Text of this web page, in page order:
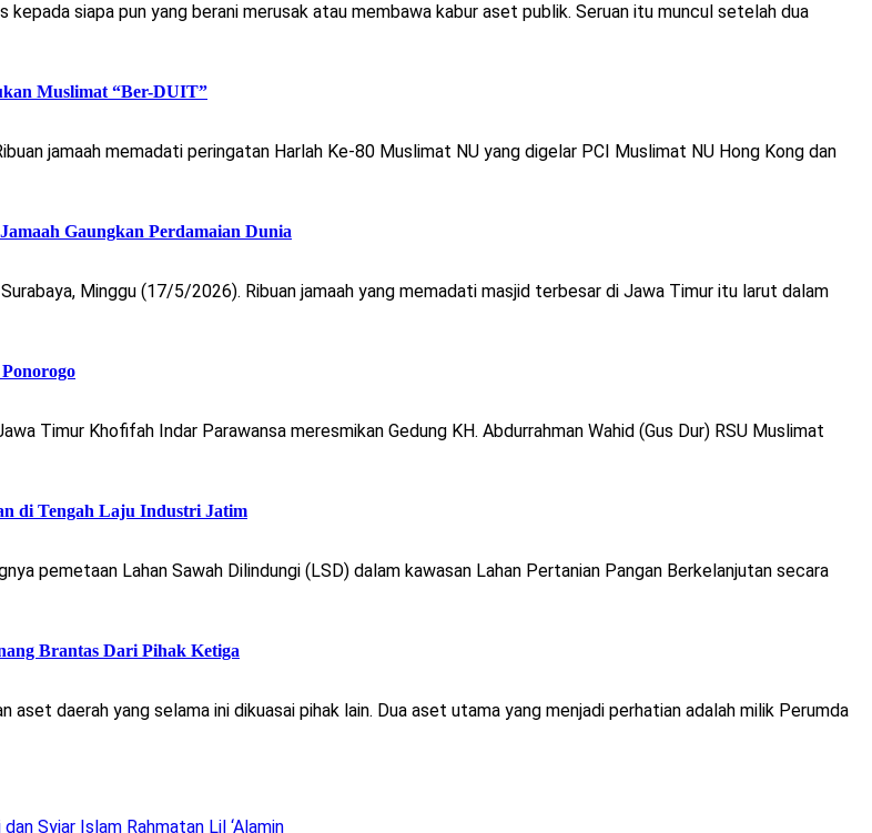
siapa pun yang berani merusak atau membawa kabur aset publik. Seruan itu muncul setelah dua
Muslimat “Ber-DUIT”
jamaah memadati peringatan Harlah Ke-80 Muslimat NU yang digelar PCI Muslimat NU Hong Kong dan
Gaungkan Perdamaian Dunia
Minggu (17/5/2026). Ribuan jamaah yang memadati masjid terbesar di Jawa Timur itu larut dalam
Timur Khofifah Indar Parawansa meresmikan Gedung KH. Abdurrahman Wahid (Gus Dur) RSU Muslimat
di Tengah Laju Industri Jatim
pemetaan Lahan Sawah Dilindungi (LSD) dalam kawasan Lahan Pertanian Pangan Berkelanjutan secara
Brantas Dari Pihak Ketiga
daerah yang selama ini dikuasai pihak lain. Dua aset utama yang menjadi perhatian adalah milik Perumda